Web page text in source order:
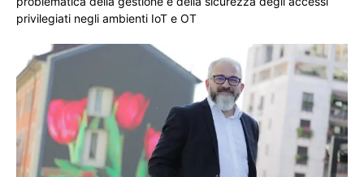
privilegiati negli ambienti IoT e OT